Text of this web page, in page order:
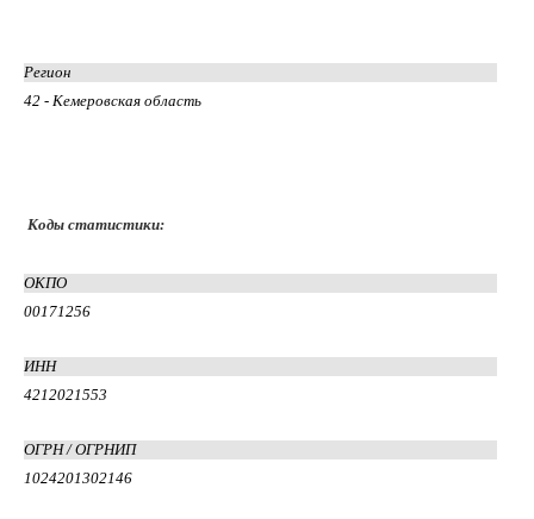
Регион
42 - Кемеровская область
Коды статистики:
ОКПО
00171256
ИНН
4212021553
ОГРН / ОГРНИП
1024201302146